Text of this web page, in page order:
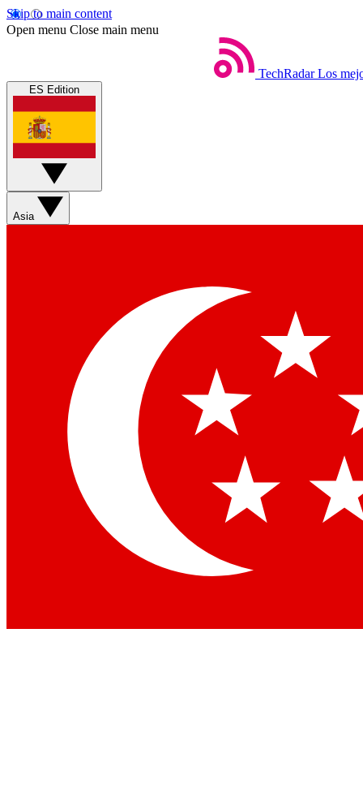
Skip to main content
Open menu Close main menu
TechRadar Los
ES Edition
Asia